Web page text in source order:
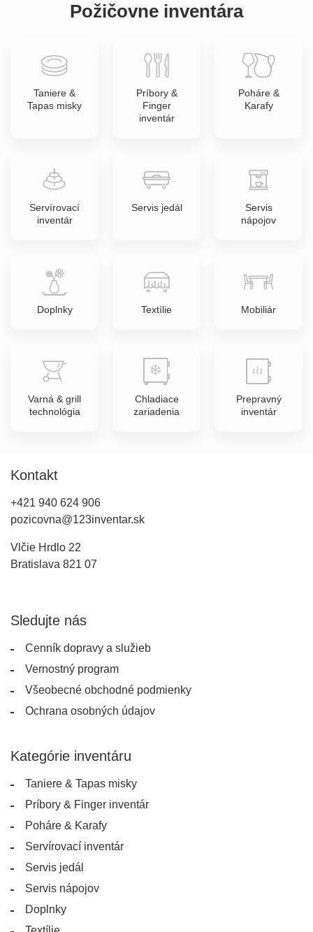
Požičovne inventára
Taniere &
Tapas misky
Príbory &
Finger
inventár
Poháre &
Karafy
Servírovací
inventár
Servis jedál
Servis
nápojov
Doplnky Textílie Mobiliár
Varná & grill
technológia
Chladiace
zariadenia
Prepravný
inventár
Kontakt
+421 940 624 906
pozicovna@123inventar.sk
Vlčie Hrdlo 22
Bratislava 821 07
Kategórie inventáru
Taniere & Tapas misky
Príbory & Finger inventár
Poháre & Karafy
Servírovací inventár
Servis jedál
Servis nápojov
Doplnky
Sledujte nás
Cenník dopravy a služieb
Vernostný program
Všeobecné obchodné podmienky
Ochrana osobných údajov